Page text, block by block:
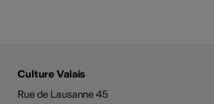
Culture Valais
Rue de Lausanne 45